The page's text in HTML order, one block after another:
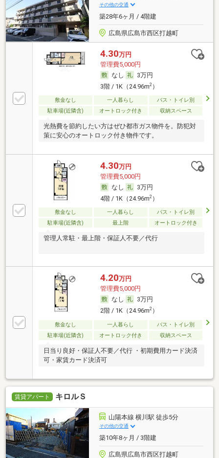
その他の交通
築28年6ヶ月 / 4階建
広島県広島市西区打越町
4.30万円
管理費5,000円
なし
3万円
3階 / 1K（24.96m2）
敷金なし 一人暮らし
バス・トイレ別
駐車場(近隣含)
オートロック付き 収納スペース
光熱費を節約したい方はぜひ都市ガス物件を。防犯対
策に安心のオートロック付き物件です。
4.30万円
管理費5,000円
なし
3万円
4階 / 1K（24.96m2）
敷金なし 一人暮らし
バス・トイレ別
駐車場(近隣含)
最上階 オートロック付き
管理人常駐・最上階・保証人不要／代行
4.20万円
管理費5,000円
なし
3万円
2階 / 1K（24.96m2）
敷金なし 一人暮らし
バス・トイレ別
駐車場(近隣含)
オートロック付き 収納スペース
日当り良好・保証人不要／代行 ・初期費用カード決済
可・家賃カード決済可
賃貸アパート キロルＳ
山陽本線 横川駅 徒歩5分
その他の交通
築10年8ヶ月 / 3階建
広島県広島市西区打越町